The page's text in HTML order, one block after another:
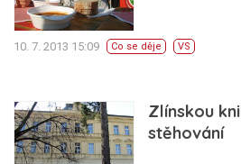
10. 7. 2013 15:09 Co se děje VS
Zlínskou
stěhování